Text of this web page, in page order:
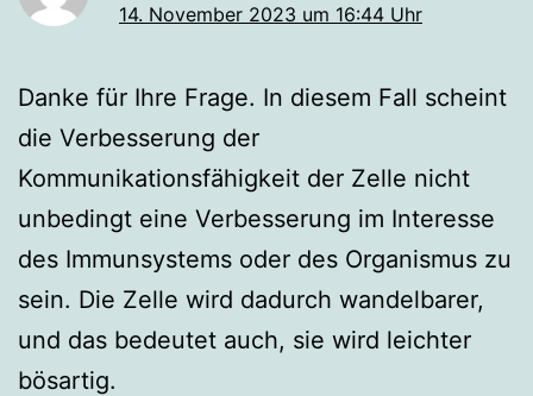
14. November 2023 um 16:44 Uhr
Danke für Ihre Frage. In diesem Fall scheint
die Verbesserung der
Kommunikationsfähigkeit der Zelle nicht
unbedingt eine Verbesserung im Interesse
des Immunsystems oder des Organismus zu
sein. Die Zelle wird dadurch wandelbarer,
und das bedeutet auch, sie wird leichter
bösartig.